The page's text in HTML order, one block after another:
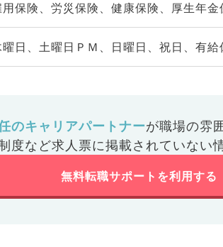
用保険、労災保険、健康保険、厚生年金
曜日、土曜日ＰＭ、日曜日、祝日、有給
のキャリアパートナーが職場の雰
度など求人票に掲載されていない
無料転職サポートを利用する